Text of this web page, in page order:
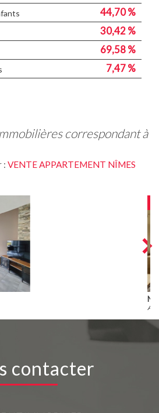
44,70 %
30,42 %
69,58 %
7,47 %
: VENTE APPARTEMENT NÎMES
contacter